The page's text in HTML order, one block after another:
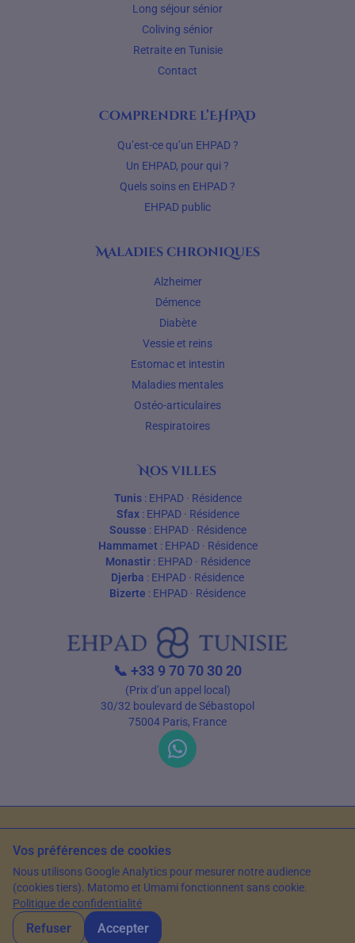
Long séjour sénior
Coliving sénior
Retraite en Tunisie
Contact
Comprendre l’EHPAD
Qu’est-ce qu’un EHPAD ?
Un EHPAD, pour qui ?
Quels soins en EHPAD ?
EHPAD public
Maladies chroniques
Alzheimer
Démence
Diabète
Vessie et reins
Estomac et intestin
Maladies mentales
Ostéo-articulaires
Respiratoires
Nos villes
Tunis: EHPAD· Résidence
Sfax: EHPAD· Résidence
Sousse : EHPAD· Résidence
Hammamet: EHPAD· Résidence
Monastir: EHPAD· Résidence
Djerba : EHPAD · Résidence
Bizerte : EHPAD · Résidence
📞 +33 9 70 70 30 20
(Prix d’un appel local)
30/32 boulevard de Sébastopol
75004 Paris, France
© 2026 EHPAD Tunisie — Tous droits réservés
Article rédigé par Farès Bouslama, Président de SILVER RESORTS— Mis à jour
le1 avril 2024
WhatsApp
Vos préférences de cookies
Nous utilisons Google Analytics pour mesurer notre audience
(cookies tiers). Matomo et Umami fonctionnent sans cookie.
Politique de confidentialité
Refuser Accepter